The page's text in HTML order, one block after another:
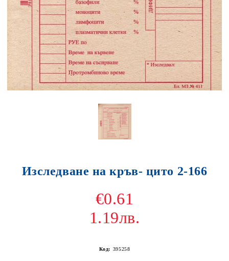
Изследване на кръв- цито 2-166
€0.61
1.19лв.
Код: 395258